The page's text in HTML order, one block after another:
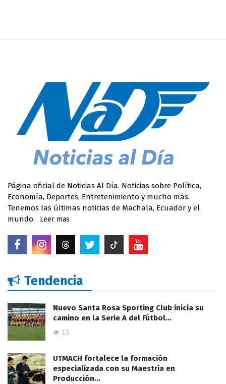
Página oficial de Noticias Al Día. Noticias sobre Política,
Economía, Deportes, Entretenimiento y mucho más.
Tenemos las últimas noticias de Machala, Ecuador y el
mundo.
Leer mas
Tendencia
Nuevo Santa Rosa Sporting Club inicia su
camino en la Serie A del Fútbol…
15
UTMACH fortalece la formación
especializada con su Maestría en
Producción…